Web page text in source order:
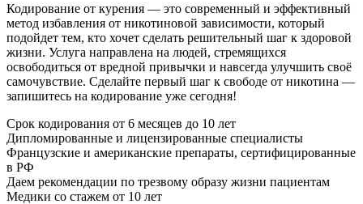
Кодирование от курения — это современный и эффективный
метод избавления от никотиновой зависимости, который
подойдет тем, кто хочет сделать решительный шаг к здоровой
жизни. Услуга направлена на людей, стремящихся
освободиться от вредной привычки и навсегда улучшить своё
самочувствие. Сделайте первый шаг к свободе от никотина —
запишитесь на кодирование уже сегодня!
Срок кодирования от 6 месяцев до 10 лет
Дипломированные и лицензированные специалисты
Французские и американские препараты, сертифицированные
в РФ
Даем рекомендации по трезвому образу жизни пациентам
Медики со стажем от 10 лет